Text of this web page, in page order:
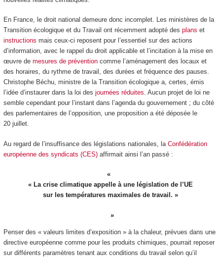
En France, le droit national demeure donc incomplet. Les ministères de la
Transition écologique et du Travail ont récemment adopté des plans et
instructions mais ceux-ci reposent pour l’essentiel sur des actions
d’information, avec le rappel du droit applicable et l’incitation à la mise en
œuvre de mesures de préventioncomme l’aménagement des locaux et
des horaires, du rythme de travail, des durées et fréquence des pauses.
Christophe Béchu, ministre de la Transition écologique a, certes, émis
l’idée d’instaurer dans la loi des journées réduites. Aucun projet de loi ne
semble cependant pour l’instant dans l’agenda du gouvernement ; du côté
des parlementaires de l’opposition, une proposition a été déposée le
20 juillet.
Au regard de l’insuffisance des législations nationales, la Confédération
européenne des syndicats (CES)affirmait ainsi l’an passé :
« La crise climatique appelle à une législation de l’UE
sur les températures maximales de travail. »
Penser des « valeurs limites d’exposition » à la chaleur, prévues dans une
directive européenne comme pour les produits chimiques, pourrait reposer
sur différents paramètres tenant aux conditions du travail selon qu’il